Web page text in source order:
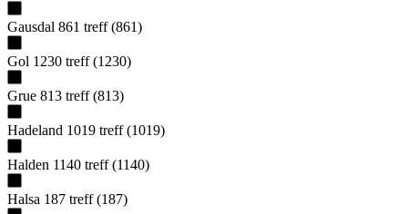
Gausdal 861 treff (861)
Gol 1230 treff (1230)
Grue 813 treff (813)
Hadeland 1019 treff (1019)
Halden 1140 treff (1140)
Halsa 187 treff (187)